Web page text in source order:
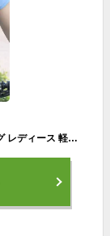
ランニング リュック ハイドレーション トレッキング レディース 軽量 揺れない バッグ 送料無料